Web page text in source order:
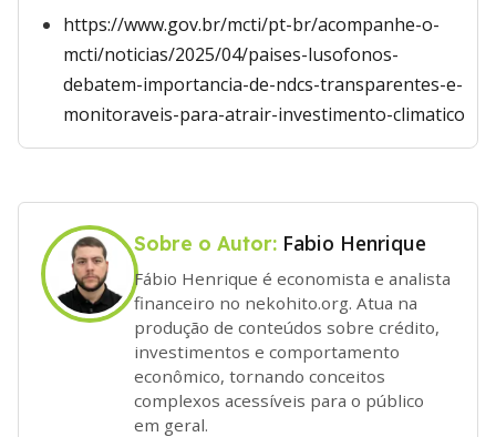
https://www.gov.br/mcti/pt-br/acompanhe-o-
mcti/noticias/2025/04/paises-lusofonos-
debatem-importancia-de-ndcs-transparentes-e-
monitoraveis-para-atrair-investimento-climatico
Sobre o Autor: Fabio Henrique
Fábio Henrique é economista e analista
financeiro no nekohito.org. Atua na
produção de conteúdos sobre crédito,
investimentos e comportamento
econômico, tornando conceitos
complexos acessíveis para o público
em geral.